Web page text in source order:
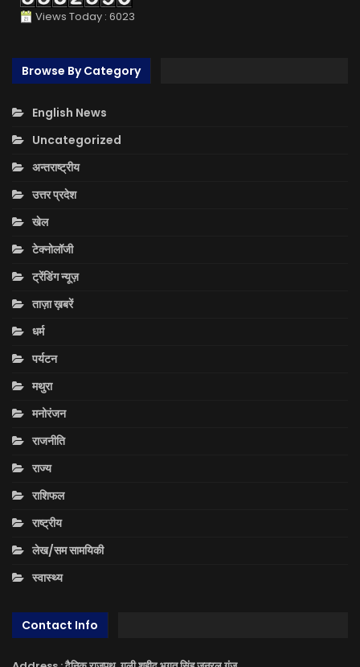
Views Today : 6023
Browse By Category
English News
Uncategorized
अन्तराष्ट्रीय
उत्तर प्रदेश
खेल
टेक्नोलॉजी
ट्रेंडिंग न्यूज़
ताज़ा ख़बरें
धर्म
पर्यटन
मथुरा
मनोरंजन
राजनीति
राज्य
राशिफल
राष्ट्रीय
लेख/सम सामयिकी
स्वास्थ्य
Contact Info